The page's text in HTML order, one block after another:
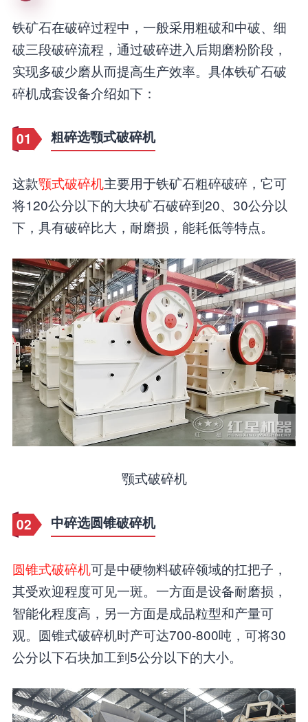
铁矿石在破碎过程中，一般采用粗破和中破、细
破三段破碎流程，通过破碎进入后期磨粉阶段，
实现多破少磨从而提高生产效率。具体铁矿石破
碎机成套设备介绍如下：
01 粗碎选颚式破碎机
这款颚式破碎机主要用于铁矿石粗碎破碎，它可
将120公分以下的大块矿石破碎到20、30公分以
下，具有破碎比大，耐磨损，能耗低等特点。
颚式破碎机
02 中碎选圆锥破碎机
圆锥式破碎机可是中硬物料破碎领域的扛把子，
其受欢迎程度可见一斑。一方面是设备耐磨损，
智能化程度高，另一方面是成品粒型和产量可
观。圆锥式破碎机时产可达700-800吨，可将30
公分以下石块加工到5公分以下的大小。